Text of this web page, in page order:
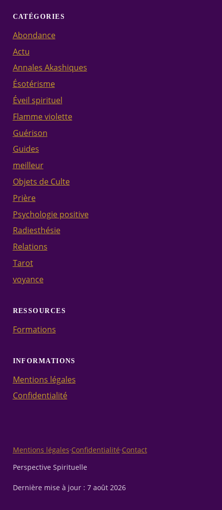
CATÉGORIES
Abondance
Actu
Annales Akashiques
Ésotérisme
Éveil spirituel
Flamme violette
Guérison
Guides
meilleur
Objets de Culte
Prière
Psychologie positive
Radiesthésie
Relations
Tarot
voyance
RESSOURCES
Formations
INFORMATIONS
Mentions légales
Confidentialité
Mentions légales·Confidentialité·Contact
Perspective Spirituelle
Dernière mise à jour : 7 août 2026